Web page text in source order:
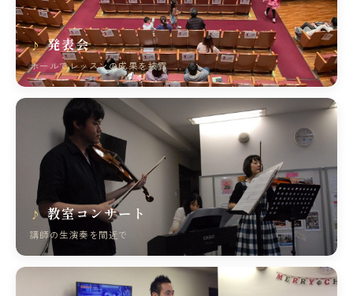
発表会
ホールでレッスンの成果を披露
教室コンサート
講師の生演奏を間近で